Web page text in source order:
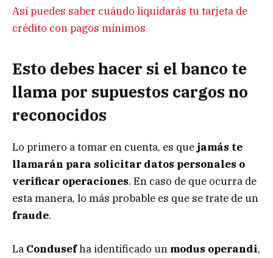
Así puedes saber cuándo liquidarás tu tarjeta de
crédito con pagos mínimos
Esto debes hacer si el banco te
llama por supuestos cargos no
reconocidos
Lo primero a tomar en cuenta, es que jamás te
llamarán para solicitar datos personales o
verificar operaciones. En caso de que ocurra de
esta manera, lo más probable es que se trate de un
fraude.
La Condusefha identificado un modus operandi,